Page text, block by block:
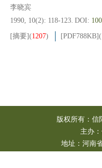
李晓宾
1990, 10(2): 118-123. DOI:
[摘要](1207) [PDF788KB](
版权所有：信
主办
地址：河南